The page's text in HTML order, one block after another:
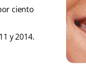
ciento
y 2014.